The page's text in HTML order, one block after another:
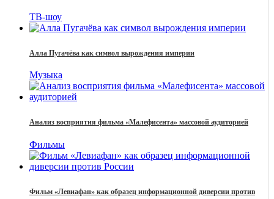
ТВ-шоу
Алла Пугачёва как символ вырождения империи
Музыка
Анализ восприятия фильма «Малефисента» массовой аудиторией
Фильмы
Фильм «Левиафан» как образец информационной диверсии против